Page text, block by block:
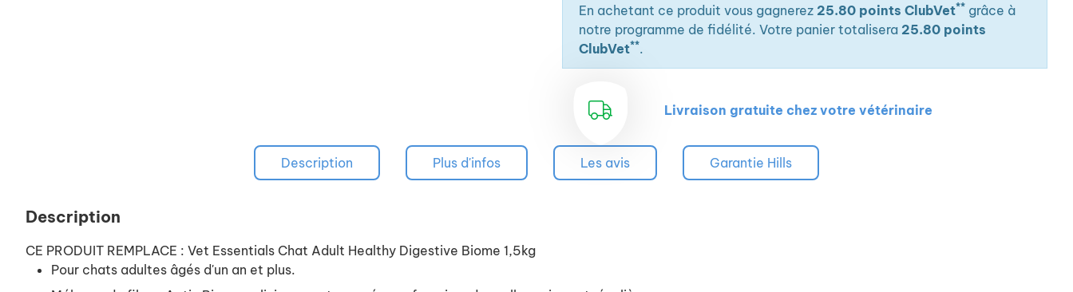
En achetant ce produit vous gagnerez 25.80 points ClubVet** grâce à
notre programme de fidélité. Votre panier totalisera 25.80 points
ClubVet**.
Livraison gratuite chez votre vétérinaire
Description Plus d'infos Les avis Garantie Hills
Description
CE PRODUIT REMPLACE : Vet Essentials Chat Adult Healthy Digestive Biome 1,5kg
Pour chats adultes âgés d'un an et plus.